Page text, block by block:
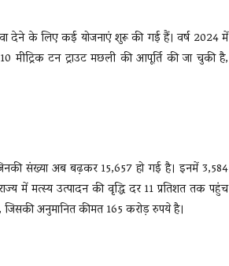
देने के लिए कई योजनाएं शुरू की गई हैं। वर्ष 2024 में
टन ट्राउट मछली की आपूर्ति की जा चुकी है,
संख्या अब बढ़कर 15,657 हो गई है। इनमें 3,584
में मत्स्य उत्पादन की वृद्धि दर 11 प्रतिशत तक पहुंच
अनुमानित कीमत 165 करोड़ रुपये है।